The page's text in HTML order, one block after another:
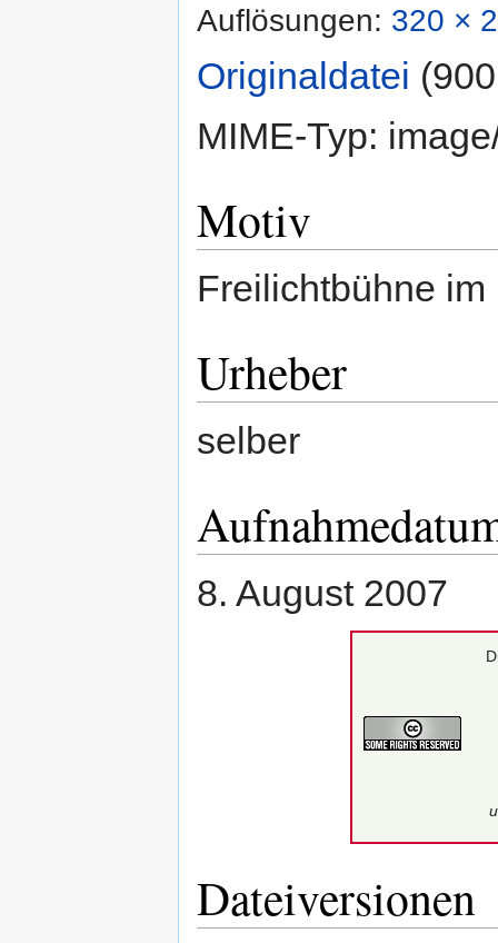
Auflösungen: 320 ×
Originaldatei
MIME-Typ:
Motiv
Freilichtbühne im
Urheber
selber
8. August 2007
Dateiversionen